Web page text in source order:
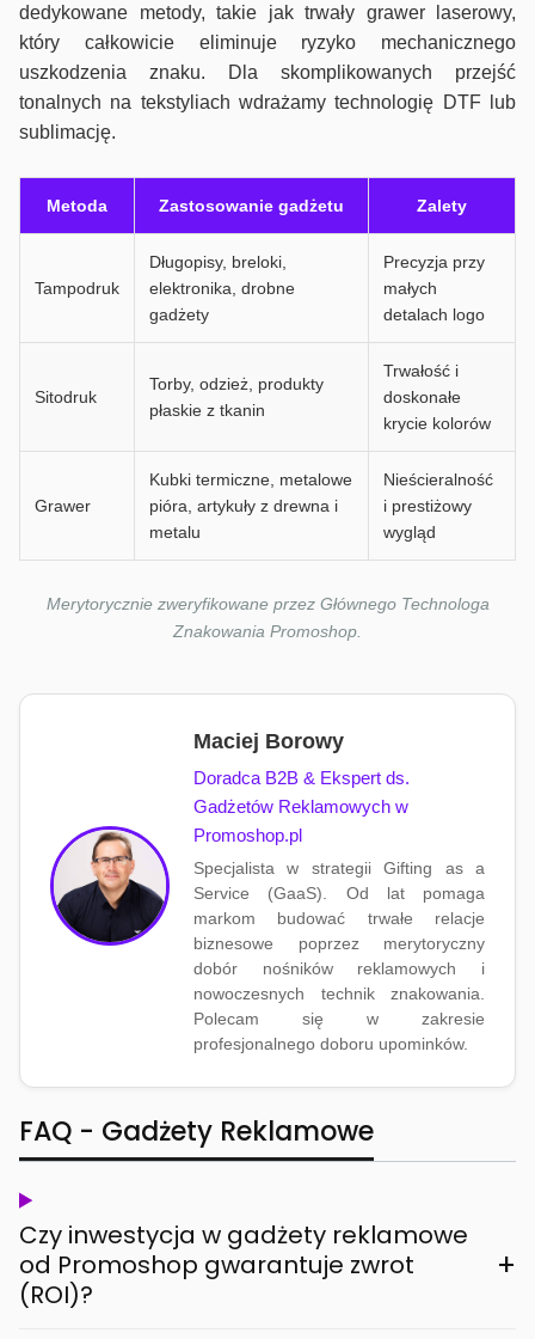
dedykowane metody, takie jak trwały grawer laserowy,
który całkowicie eliminuje ryzyko mechanicznego
uszkodzenia znaku. Dla skomplikowanych przejść
tonalnych na tekstyliach wdrażamy technologię DTF lub
sublimację.
Metoda Zastosowanie gadżetu Zalety
Tampodruk
Długopisy, breloki,
elektronika, drobne
gadżety
Precyzja przy
małych
detalach logo
Sitodruk
Torby, odzież, produkty
płaskie z tkanin
Trwałość i
doskonałe
krycie kolorów
Grawer
Kubki termiczne, metalowe
pióra, artykuły z drewna i
metalu
Nieścieralność
i prestiżowy
wygląd
Merytorycznie zweryfikowane przez Głównego Technologa
Znakowania Promoshop.
Maciej Borowy
Doradca B2B & Ekspert ds.
Gadżetów Reklamowych w
Promoshop.pl
Specjalista w strategii Gifting as a
Service (GaaS). Od lat pomaga
markom budować trwałe relacje
biznesowe poprzez merytoryczny
dobór nośników reklamowych i
nowoczesnych technik znakowania.
Polecam się w zakresie
profesjonalnego doboru upominków.
FAQ - Gadżety Reklamowe
Czy inwestycja w gadżety reklamowe
od Promoshop gwarantuje zwrot
(ROI)?
+